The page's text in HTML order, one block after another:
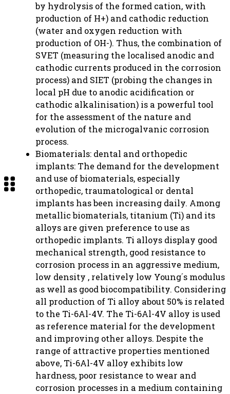
by hydrolysis of the formed cation, with
production of H+) and cathodic reduction
(water and oxygen reduction with
production of OH-). Thus, the combination of
SVET (measuring the localised anodic and
cathodic currents produced in the corrosion
process) and SIET (probing the changes in
local pH due to anodic acidification or
cathodic alkalinisation) is a powerful tool
for the assessment of the nature and
evolution of the microgalvanic corrosion
process.
Biomaterials: dental and orthopedic
implants: The demand for the development
and use of biomaterials, especially
orthopedic, traumatological or dental
implants has been increasing daily. Among
metallic biomaterials, titanium (Ti) and its
alloys are given preference to use as
orthopedic implants. Ti alloys display good
mechanical strength, good resistance to
corrosion process in an aggressive medium,
low density , relatively low Young´s modulus
as well as good biocompatibility. Considering
all production of Ti alloy about 50% is related
to the Ti-6Al-4V. The Ti-6Al-4V alloy is used
as reference material for the development
and improving other alloys. Despite the
range of attractive properties mentioned
above, Ti-6Al-4V alloy exhibits low
hardness, poor resistance to wear and
corrosion processes in a medium containing